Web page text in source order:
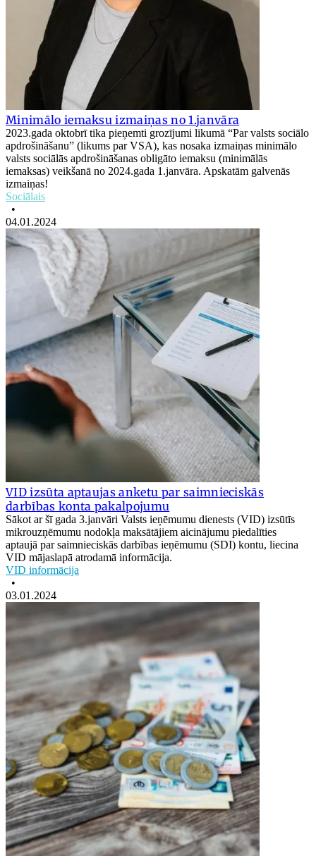
Minimālo iemaksu izmaiņas no 1.janvāra
2023.gada oktobrī tika pieņemti grozījumi likumā “Par valsts sociālo
apdrošināšanu” (likums par VSA), kas nosaka izmaiņas minimālo
valsts sociālās apdrošināšanas obligāto iemaksu (minimālās
iemaksas) veikšanā no 2024.gada 1.janvāra. Apskatām galvenās
izmaiņas!
Sociālais
•
04.01.2024
VID izsūta aptaujas anketu par saimnieciskās
darbības konta pakalpojumu
Sākot ar šī gada 3.janvāri Valsts ieņēmumu dienests (VID) izsūtīs
mikrouzņēmumu nodokļa maksātājiem aicinājumu piedalīties
aptaujā par saimnieciskās darbības ieņēmumu (SDI) kontu, liecina
VID mājaslapā atrodamā informācija.
VID informācija
•
03.01.2024